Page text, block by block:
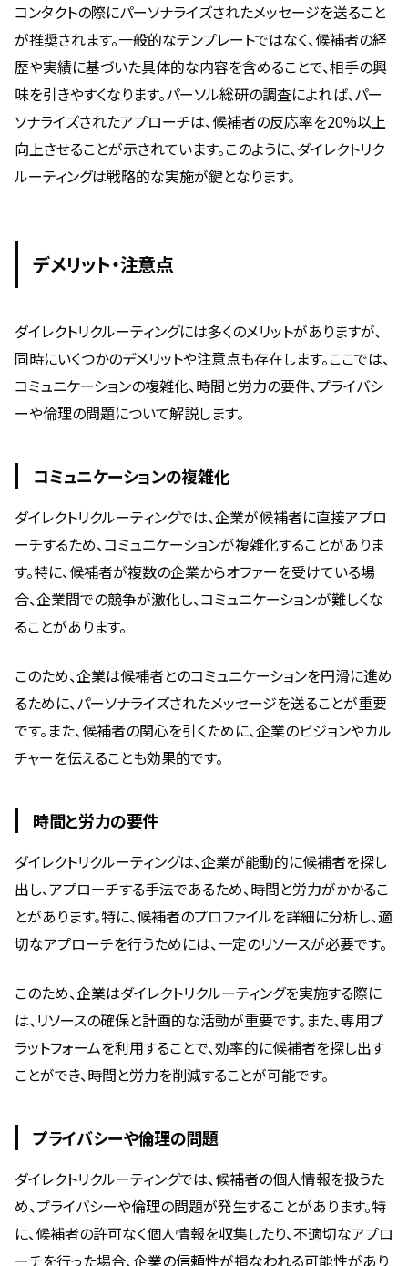
コンタクトの際にパーソナライズされたメッセージを送ること
が推奨されます。一般的なテンプレートではなく、候補者の経
歴や実績に基づいた具体的な内容を含めることで、相手の興
味を引きやすくなります。パーソル総研の調査によれば、パー
ソナライズされたアプローチは、候補者の反応率を20%以上
向上させることが示されています。このように、ダイレクトリク
ルーティングは戦略的な実施が鍵となります。
デメリット・注意点
ダイレクトリクルーティングには多くのメリットがありますが、
同時にいくつかのデメリットや注意点も存在します。ここでは、
コミュニケーションの複雑化、時間と労力の要件、プライバシ
ーや倫理の問題について解説します。
コミュニケーションの複雑化
ダイレクトリクルーティングでは、企業が候補者に直接アプロ
ーチするため、コミュニケーションが複雑化することがありま
す。特に、候補者が複数の企業からオファーを受けている場
合、企業間での競争が激化し、コミュニケーションが難しくな
ることがあります。
このため、企業は候補者とのコミュニケーションを円滑に進め
るために、パーソナライズされたメッセージを送ることが重要
です。また、候補者の関心を引くために、企業のビジョンやカル
チャーを伝えることも効果的です。
時間と労力の要件
ダイレクトリクルーティングは、企業が能動的に候補者を探し
出し、アプローチする手法であるため、時間と労力がかかるこ
とがあります。特に、候補者のプロファイルを詳細に分析し、適
切なアプローチを行うためには、一定のリソースが必要です。
このため、企業はダイレクトリクルーティングを実施する際に
は、リソースの確保と計画的な活動が重要です。また、専用プ
ラットフォームを利用することで、効率的に候補者を探し出す
ことができ、時間と労力を削減することが可能です。
プライバシーや倫理の問題
ダイレクトリクルーティングでは、候補者の個人情報を扱うた
め、プライバシーや倫理の問題が発生することがあります。特
に、候補者の許可なく個人情報を収集したり、不適切なアプロ
ーチを行った場合、企業の信頼性が損なわれる可能性があり